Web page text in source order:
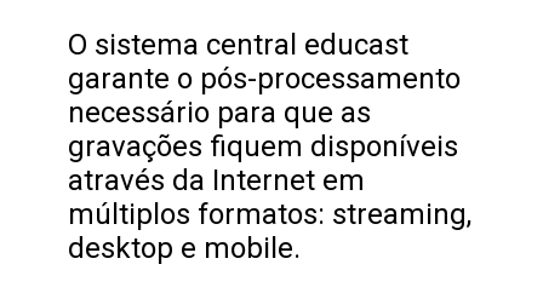
O sistema central educast
garante o pós-processamento
necessário para que as
gravações fiquem disponíveis
através da Internet em
múltiplos formatos: streaming,
desktop e mobile.